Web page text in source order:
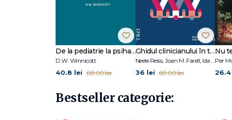
De la pediatrie la psihanaliză
D.W. Winnicott
40.8 lei 68.00 lei
Ghidul clinicianului în terapia schemelor
Neele Reiss, Joan M. Farell, Ida A.Show
36 lei 60.00 lei
Nu
Per
26.4
Bestseller categorie: